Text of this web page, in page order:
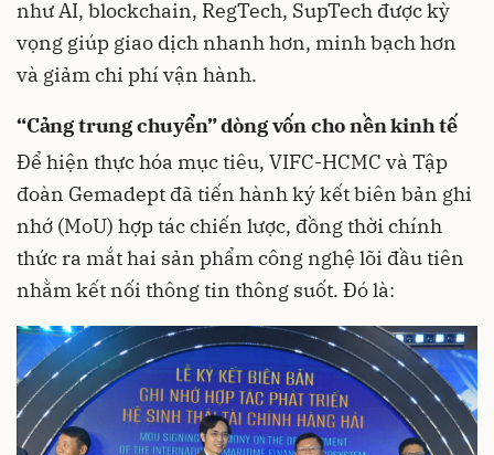
như AI, blockchain, RegTech, SupTech được kỳ
vọng giúp giao dịch nhanh hơn, minh bạch hơn
và giảm chi phí vận hành.
“Cảng trung chuyển” dòng vốn cho nền kinh tế
Để hiện thực hóa mục tiêu, VIFC-HCMC và Tập
đoàn Gemadept đã tiến hành ký kết biên bản ghi
nhớ (MoU) hợp tác chiến lược, đồng thời chính
thức ra mắt hai sản phẩm công nghệ lõi đầu tiên
nhằm kết nối thông tin thông suốt. Đó là: